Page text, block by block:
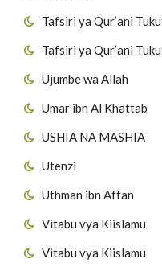
Tafsiri ya Qur’ani
Tafsiri ya Qur’ani
Ujumbe wa Allah
Umar ibn Al Khattab
USHIA NA MASHIA
Utenzi
Uthman ibn Affan
Vitabu vya Kiislamu
Vitabu vya Kiislamu